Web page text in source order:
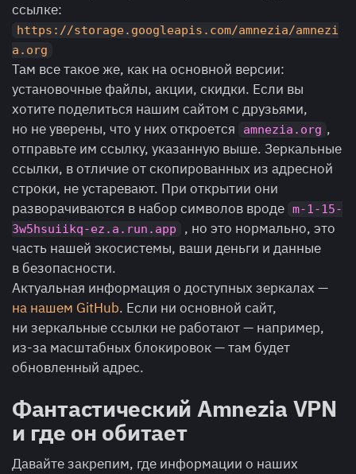
ссылке:
https://storage.googleapis.com/amnezia/amnezi
a.org
Там все такое же, как на основной версии:
установочные файлы, акции, скидки. Если вы
хотите поделиться нашим сайтом с друзьями,
но не уверены, что у них откроется
amnezia.org ,
отправьте им ссылку, указанную выше. Зеркальные
ссылки, в отличие от скопированных из адресной
строки, не устаревают. При открытии они
разворачиваются в набор символов вроде m-1-15-
3w5hsuiikq-ez.a.run.app
, но это нормально, это
часть нашей экосистемы, ваши деньги и данные
в безопасности.
Актуальная информация о доступных зеркалах —
на нашем GitHub. Если ни основной сайт,
ни зеркальные ссылки не работают — например,
из-за масштабных блокировок — там будет
обновленный адрес.
Фантастический Amnezia VPN
и где он обитает
Давайте закрепим, где информации о наших